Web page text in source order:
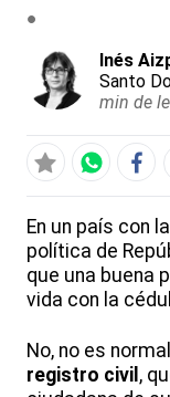
Inés
Santo
min de
En un país con
política de
que una buena
vida con la
No, no es
registro civil ,